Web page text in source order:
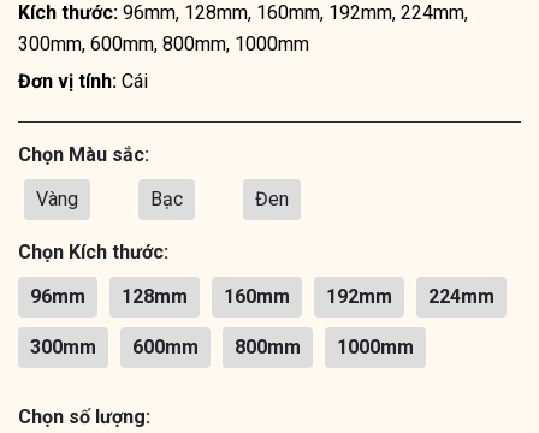
Kích thước: 96mm, 128mm, 160mm, 192mm, 224mm,
300mm, 600mm, 800mm, 1000mm
Đơn vị tính: Cái
Chọn Màu sắc:
Vàng
Bạc Đen
Chọn Kích thước:
96mm
128mm 160mm 192mm 224mm
300mm 600mm 800mm 1000mm
Chọn số lượng: